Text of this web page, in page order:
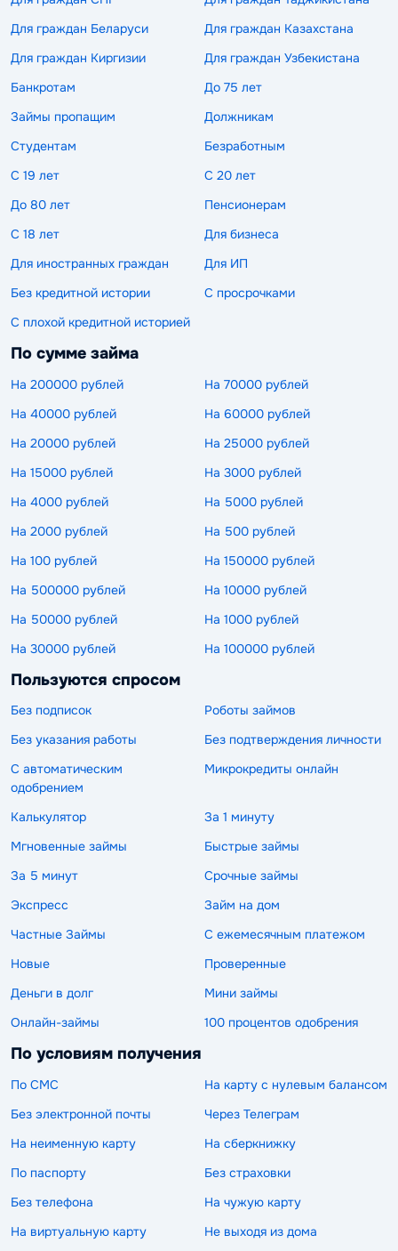
Для граждан Беларуси
Для граждан Казахстана
Для граждан Киргизии
Для граждан Узбекистана
Банкротам
До 75 лет
Займы пропащим
Должникам
Студентам
Безработным
С 19 лет
С 20 лет
До 80 лет
Пенсионерам
С 18 лет
Для бизнеса
Для иностранных граждан
Для ИП
Без кредитной истории
С просрочками
С плохой кредитной историей
По сумме займа
На 200000 рублей
На 70000 рублей
На 40000 рублей
На 60000 рублей
На 20000 рублей
На 25000 рублей
На 15000 рублей
На 3000 рублей
На 4000 рублей
На 5000 рублей
На 2000 рублей
На 500 рублей
На 100 рублей
На 150000 рублей
На 500000 рублей
На 10000 рублей
На 50000 рублей
На 1000 рублей
На 30000 рублей
На 100000 рублей
Пользуются спросом
Без подписок
Роботы займов
Без указания работы
Без подтверждения личности
С автоматическим
одобрением
Микрокредиты онлайн
Калькулятор
За 1 минуту
Мгновенные займы
Быстрые займы
За 5 минут
Срочные займы
Экспресс
Займ на дом
Частные Займы
С ежемесячным платежом
Новые
Проверенные
Деньги в долг
Мини займы
Онлайн-займы
100 процентов одобрения
По условиям получения
По СМС
На карту с нулевым балансом
Без электронной почты
Через Телеграм
На неименную карту
На сберкнижку
По паспорту
Без страховки
Без телефона
На чужую карту
На виртуальную карту
Не выходя из дома